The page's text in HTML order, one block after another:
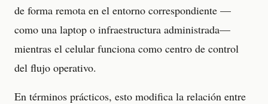
de forma remota en el entorno correspondiente —
como una laptop o infraestructura administrada—
mientras el celular funciona como centro de control
del flujo operativo.
En términos prácticos, esto modifica la relación entre